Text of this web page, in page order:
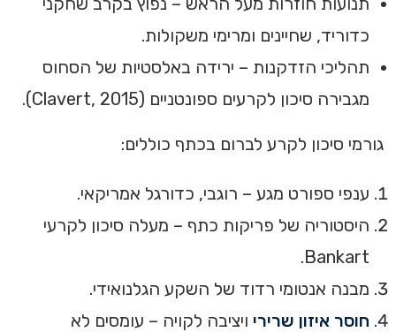
כדוריד, שחיינים ומרימי משקולות.
תהליכי הזדקנות – ירידה באלסטיות של הסחוס
מגבירה סיכון לקרעים ספונטניים (Clavert, 2015).
גורמי סיכון לקרע לברום בכתף כוללים:
ענפי ספורט מגע – רוגבי, כדורגל אמריקאי.
היסטוריה של פריקות כתף – מעלה סיכון לקרעי
Bankart.
מבנה אנטומי רדוד של השקע הגלנואידי.
חוסר איזון שרירי ויציבה לקויה – עומסים לא